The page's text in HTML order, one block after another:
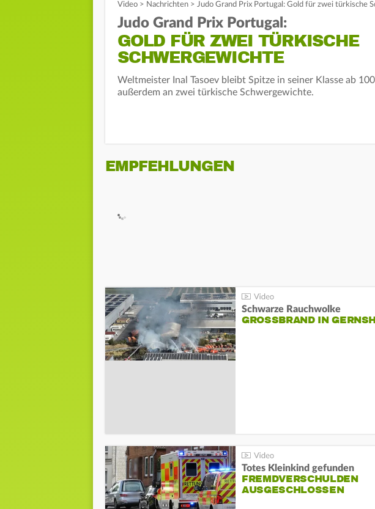
Video > Nachrichten > Judo Grand Prix Portugal: Gold für zwei türkische
Judo Grand Prix Portugal:
GOLD FÜR ZWEI TÜRKISCHE
SCHWERGEWICHTE
Weltmeister Inal Tasoev bleibt Spitze in seiner Klasse ab
außerdem an zwei türkische Schwergewichte.
EMPFEHLUNGEN
Schwarze Rauchwolke
GROSSBRAND IN
Totes Kleinkind gefunden
FREMDVERSCHULDEN
AUSGESCHLOSSEN